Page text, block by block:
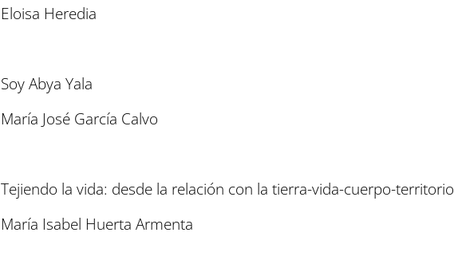
Eloisa Heredia
Soy Abya Yala
María José García Calvo
Tejiendo la vida: desde la relación con la tierra-vida-cuerpo-territorio
María Isabel Huerta Armenta